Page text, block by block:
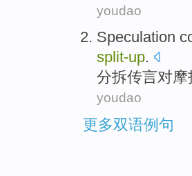
youdao
Speculation
split-up.
分拆传言对摩
youdao
更多双语例句